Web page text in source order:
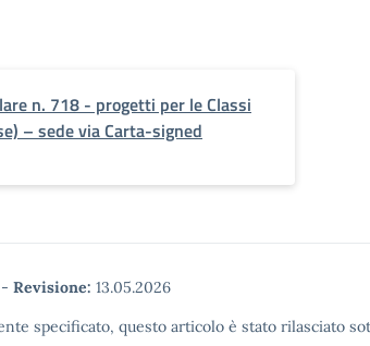
n. 718 - progetti per le Classi
– sede via Carta-signed
- Revisione: 13.05.2026
specificato, questo articolo è stato rilasciato